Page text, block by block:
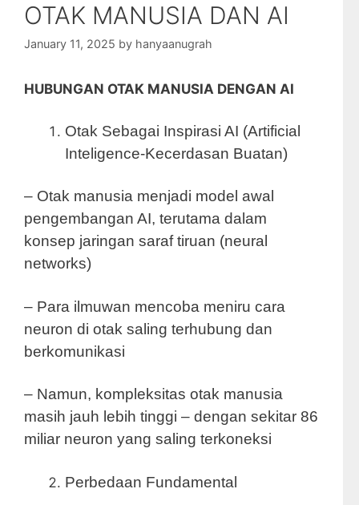
OTAK MANUSIA DAN AI
January 11, 2025 by hanyaanugrah
HUBUNGAN OTAK MANUSIA DENGAN AI
Otak Sebagai Inspirasi AI (Artificial
Inteligence-Kecerdasan Buatan)
– Otak manusia menjadi model awal
pengembangan AI, terutama dalam
konsep jaringan saraf tiruan (neural
networks)
– Para ilmuwan mencoba meniru cara
neuron di otak saling terhubung dan
berkomunikasi
– Namun, kompleksitas otak manusia
masih jauh lebih tinggi – dengan sekitar 86
miliar neuron yang saling terkoneksi
Perbedaan Fundamental